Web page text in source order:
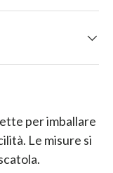
per imballare
Le misure si